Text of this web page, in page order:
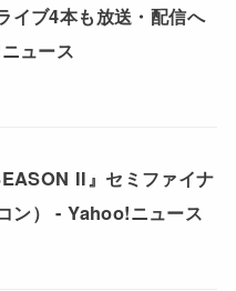
イブ4本も放送・配信へ
ュース
II』セミファイナ
ン） - Yahoo!ニュース